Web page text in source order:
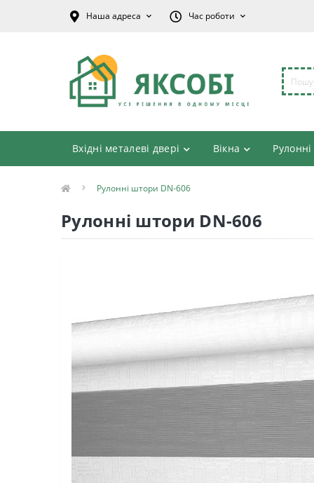
Наша адреса Час роботи
Вхідні металеві двері Вікна
Рулонні штори DN-606
Рулонні штори DN-606